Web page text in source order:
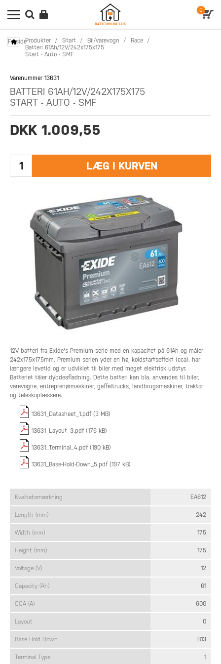
0
ForsideProdukter / Start / Bil/varevogn / Race
/
Batteri 61Ah/12V/242x175x175
Start - Auto - SMF
Varenummer 13631
BATTERI 61AH/12V/242X175X175
START - AUTO - SMF
DKK 1.009,55
12V batteri fra Exide's Premium serie med en kapacitet på 61Ah og måler
242x175x175mm. Premium serien yder en høj koldstartseffekt (cca), har
længere levetid og er udviklet til biler med meget elektrisk udstyr.
Batteriet tåler dybdeafladning. Dette batteri kan bla. anvendes til biler,
varevogne, entreprenørmaskiner, gaffeltrucks, landbrugsmaskiner, traktor
og teleskoplæssere.
13631_Datasheet_1.pdf (3 MB)
13631_Layout_3.pdf (176 kB)
13631_Terminal_4.pdf (190 kB)
13631_Base-Hold-Down_5.pdf (197 kB)
Kvalitetsmærkning EA612
Length (mm) 242
Width (mm) 175
Height (mm) 175
Voltage (V) 12
Capacity (Ah) 61
CCA (A) 600
Layout 0
Base Hold Down B13
Terminal Type 1